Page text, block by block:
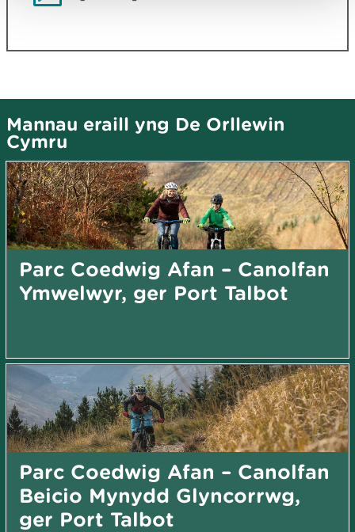
Mannau eraill yng De Orllewin
Cymru
Parc Coedwig Afan – Canolfan
Ymwelwyr, ger Port Talbot
Parc Coedwig Afan – Canolfan
Beicio Mynydd Glyncorrwg,
ger Port Talbot